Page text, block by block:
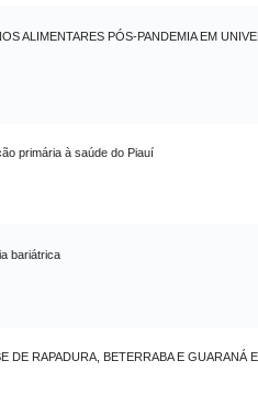
ALIMENTARES PÓS-PANDEMIA EM
primária à saúde do Piauí
bariátrica
DE RAPADURA, BETERRABA E GUARANÁ